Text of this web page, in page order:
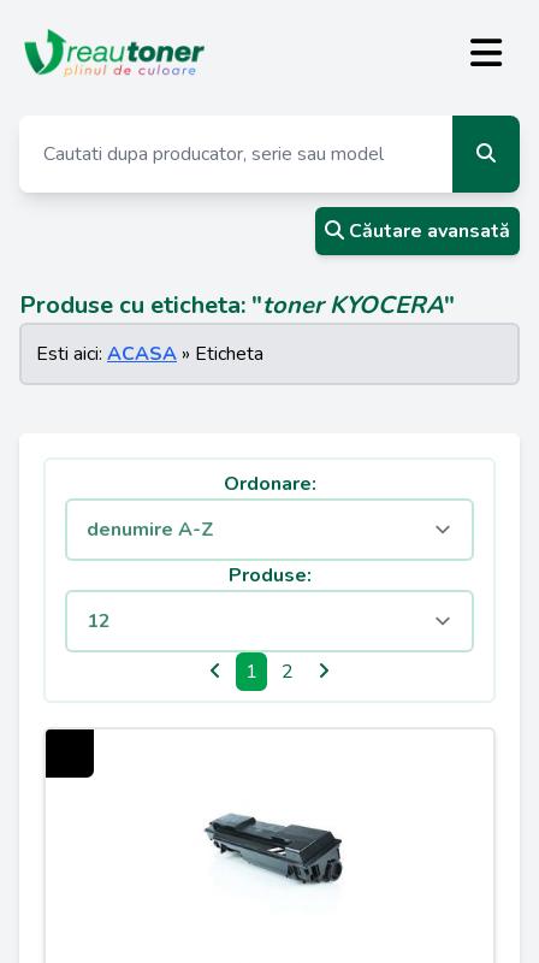
Căutare avansată
Produse cu eticheta: "toner KYOCERA"
Esti aici: ACASA » Eticheta
Ordonare:
Produse:
1 2